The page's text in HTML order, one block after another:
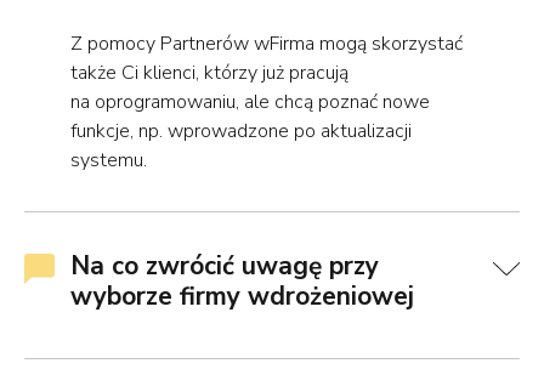
Z pomocy Partnerów wFirma mogą skorzystać
także Ci klienci, którzy już pracują
na oprogramowaniu, ale chcą poznać nowe
funkcje, np. wprowadzone po aktualizacji
systemu.
Na co zwrócić uwagę przy
wyborze firmy wdrożeniowej